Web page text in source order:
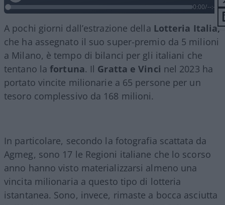
0:00/--:--
A pochi giorni dall’estrazione della Lotteria Italia,
che ha assegnato il suo super-premio da 5 milioni
a Milano, è tempo di bilanci per gli italiani che
tentano lafortuna. Il Gratta e Vinci nel 2023 ha
portato vincite milionarie a 65 persone per un
tesoro complessivo da 168 milioni.
In particolare, secondo la fotografia scattata da
Agmeg, sono 17 le Regioni italiane che lo scorso
anno hanno visto materializzarsi almeno una
vincita milionaria a questo tipo di lotteria
istantanea. Sono, invece, rimaste a bocca asciutta